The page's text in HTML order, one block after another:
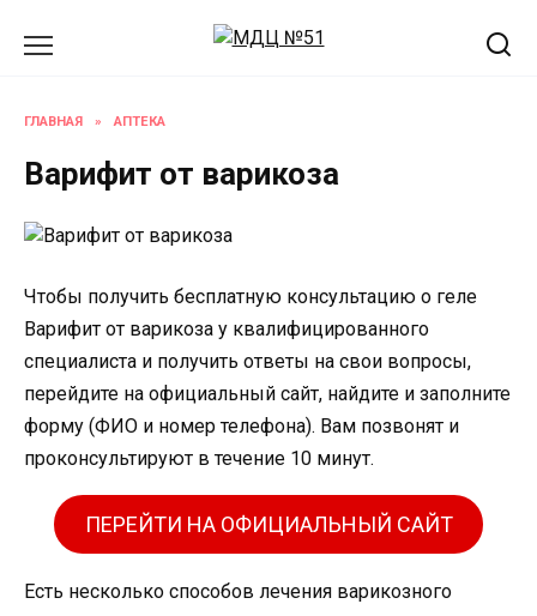
ГЛАВНАЯ » АПТЕКА
Варифит от варикоза
Чтобы получить бесплатную консультацию о геле
Варифит от варикоза у квалифицированного
специалиста и получить ответы на свои вопросы,
перейдите на официальный сайт, найдите и заполните
форму (ФИО и номер телефона). Вам позвонят и
проконсультируют в течение 10 минут.
ПЕРЕЙТИ НА ОФИЦИАЛЬНЫЙ САЙТ
Есть несколько способов лечения варикозного